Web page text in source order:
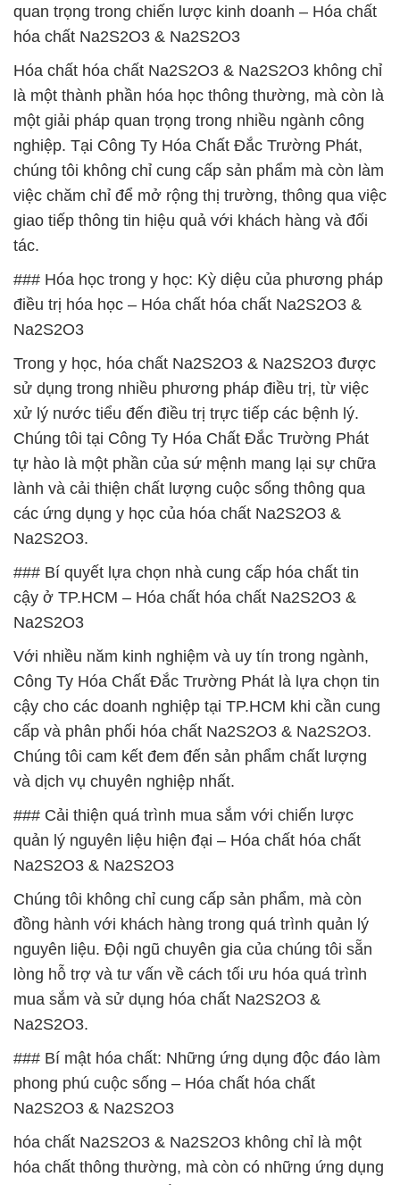
quan trọng trong chiến lược kinh doanh – Hóa chất
hóa chất Na2S2O3 & Na2S2O3
Hóa chất hóa chất Na2S2O3 & Na2S2O3 không chỉ
là một thành phần hóa học thông thường, mà còn là
một giải pháp quan trọng trong nhiều ngành công
nghiệp. Tại Công Ty Hóa Chất Đắc Trường Phát,
chúng tôi không chỉ cung cấp sản phẩm mà còn làm
việc chăm chỉ để mở rộng thị trường, thông qua việc
giao tiếp thông tin hiệu quả với khách hàng và đối
tác.
### Hóa học trong y học: Kỳ diệu của phương pháp
điều trị hóa học – Hóa chất hóa chất Na2S2O3 &
Na2S2O3
Trong y học, hóa chất Na2S2O3 & Na2S2O3 được
sử dụng trong nhiều phương pháp điều trị, từ việc
xử lý nước tiểu đến điều trị trực tiếp các bệnh lý.
Chúng tôi tại Công Ty Hóa Chất Đắc Trường Phát
tự hào là một phần của sứ mệnh mang lại sự chữa
lành và cải thiện chất lượng cuộc sống thông qua
các ứng dụng y học của hóa chất Na2S2O3 &
Na2S2O3.
### Bí quyết lựa chọn nhà cung cấp hóa chất tin
cậy ở TP.HCM – Hóa chất hóa chất Na2S2O3 &
Na2S2O3
Với nhiều năm kinh nghiệm và uy tín trong ngành,
Công Ty Hóa Chất Đắc Trường Phát là lựa chọn tin
cậy cho các doanh nghiệp tại TP.HCM khi cần cung
cấp và phân phối hóa chất Na2S2O3 & Na2S2O3.
Chúng tôi cam kết đem đến sản phẩm chất lượng
và dịch vụ chuyên nghiệp nhất.
### Cải thiện quá trình mua sắm với chiến lược
quản lý nguyên liệu hiện đại – Hóa chất hóa chất
Na2S2O3 & Na2S2O3
Chúng tôi không chỉ cung cấp sản phẩm, mà còn
đồng hành với khách hàng trong quá trình quản lý
nguyên liệu. Đội ngũ chuyên gia của chúng tôi sẵn
lòng hỗ trợ và tư vấn về cách tối ưu hóa quá trình
mua sắm và sử dụng hóa chất Na2S2O3 &
Na2S2O3.
### Bí mật hóa chất: Những ứng dụng độc đáo làm
phong phú cuộc sống – Hóa chất hóa chất
Na2S2O3 & Na2S2O3
hóa chất Na2S2O3 & Na2S2O3 không chỉ là một
hóa chất thông thường, mà còn có những ứng dụng